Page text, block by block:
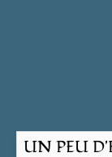
UN PEU